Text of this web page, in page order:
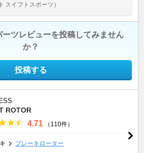
スイフトスポーツ）
ーツレビューを投稿してみません
か？
投稿する
ROTOR
4.71 （110件）
ブレーキローター